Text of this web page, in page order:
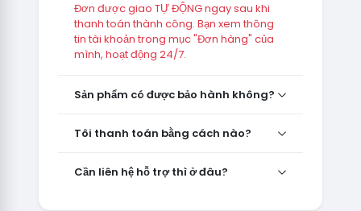
Đơn được giao TỰ ĐỘNG ngay sau khi
thanh toán thành công. Bạn xem thông
tin tài khoản trong mục "Đơn hàng" của
mình, hoạt động 24/7.
Sản phẩm có được bảo hành không?
Tôi thanh toán bằng cách nào?
Cần liên hệ hỗ trợ thì ở đâu?